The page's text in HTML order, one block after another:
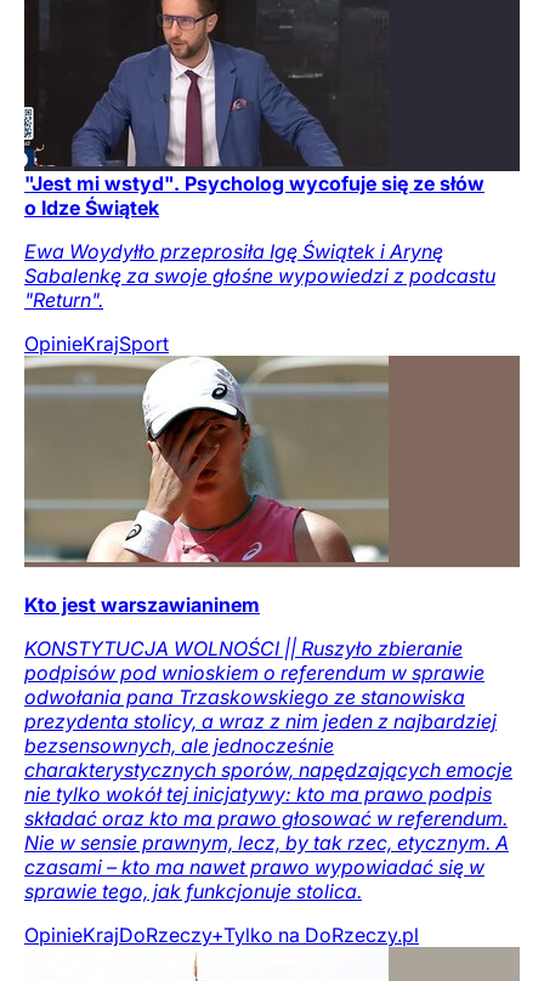
"Jest mi wstyd". Psycholog wycofuje się ze słów
o Idze Świątek
Ewa Woydyłło przeprosiła Igę Świątek i Arynę
Sabalenkę za swoje głośne wypowiedzi z podcastu
"Return".
OpinieKrajSport
Kto jest warszawianinem
KONSTYTUCJA WOLNOŚCI || Ruszyło zbieranie
podpisów pod wnioskiem o referendum w sprawie
odwołania pana Trzaskowskiego ze stanowiska
prezydenta stolicy, a wraz z nim jeden z najbardziej
bezsensownych, ale jednocześnie
charakterystycznych sporów, napędzających emocje
nie tylko wokół tej inicjatywy: kto ma prawo podpis
składać oraz kto ma prawo głosować w referendum.
Nie w sensie prawnym, lecz, by tak rzec, etycznym. A
czasami – kto ma nawet prawo wypowiadać się w
sprawie tego, jak funkcjonuje stolica.
OpinieKrajDoRzeczy+Tylko na DoRzeczy.pl